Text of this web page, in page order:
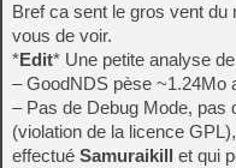
Bref ca sent le gros vent
vous de voir.
*Edit* Une petite analyse
– GoodNDS pèse ~1.24Mo
– Pas de Debug Mode, pas
(violation de la licence
effectué Samuraikill et qui